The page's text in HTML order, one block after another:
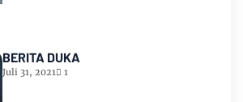
BERITA DUKA
Juli 31, 2021 1